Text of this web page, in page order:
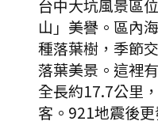
台中大坑風景區
山」美譽。區內
種落葉樹，季節
落葉美景。這裡
全長約17.7公里
客。921地震後